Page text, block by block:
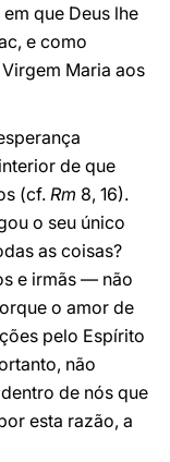
que Deus lhe
e como
Maria aos
de que
(cf. Rm 8, 16).
o seu único
as coisas?
e irmãs — não
o amor de
pelo Espírito
não
de nós que
esta razão, a